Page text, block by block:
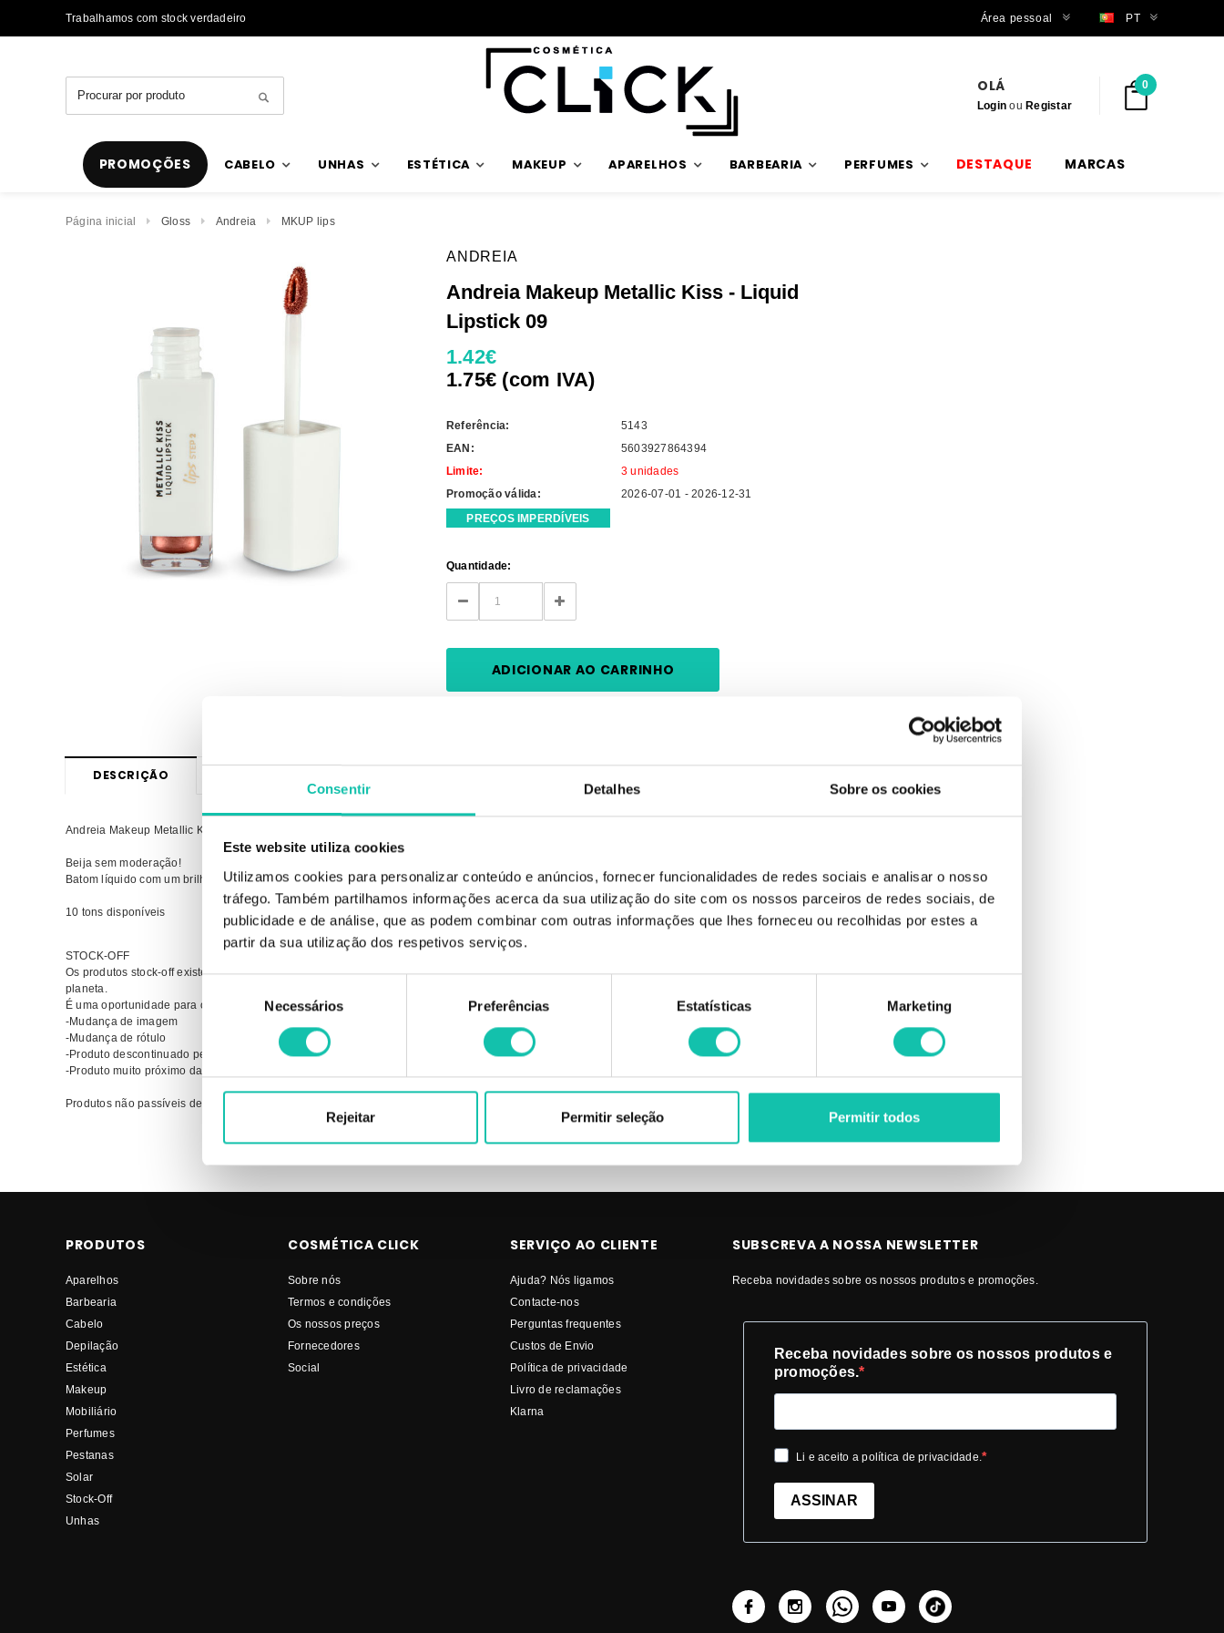
Consentir Detalhes Sobre os cookies
Este website utiliza cookies
Utilizamos cookies para personalizar conteúdo e anúncios, fornecer funcionalidades de redes sociais e analisar o nosso
tráfego. Também partilhamos informações acerca da sua utilização do site com os nossos parceiros de redes sociais, de
publicidade e de análise, que as podem combinar com outras informações que lhes forneceu ou recolhidas por estes a
partir da sua utilização dos respetivos serviços.
de
consentimento
Necessários Preferências Estatísticas Marketing
Rejeitar Permitir seleção Permitir todos
Trabalhamos com stock verdadeiro Trabalhamos com stock verdadeiro
Área pessoal PT
OLÁ
Login ouRegistar
0
PROMOÇÕES CABELO UNHAS ESTÉTICA MAKEUP APARELHOS BARBEARIA PERFUMES DESTAQUE MARCAS
Página inicial Gloss Andreia MKUP lips
ANDREIA
Andreia Makeup Metallic Kiss - Liquid
Lipstick 09
1.42€
1.75€ (com IVA)
Referência:
5143
EAN:
5603927864394
Limite:
3 unidades
Promoção válida:
2026-07-01 - 2026-12-31
PREÇOS IMPERDÍVEIS
Current
Stock:
Quantidade:
DECREASE
QUANTITY:
INCREASE
QUANTITY:
DESCRIÇÃO
Andreia Makeup Metallic Kiss - Liquid Lipstick 09
Beija sem moderação!
Batom líquido com um brilho poderoso, altamente pigmentado e textura ultra leve para máximo conforto.
10 tons disponíveis
STOCK-OFF
Os produtos stock-off existem na Cosmética Click com o objetivo de evitar o desperdício numa altura em que cada vez mais temos de pensar no nosso
planeta.
É uma oportunidade para o cliente adquirir o produto a um preço muito reduzido devido a fatores tais como:
-Mudança de imagem
-Mudança de rótulo
-Produto descontinuado pela marca
-Produto muito próximo da data limite de expiração
Produtos não passíveis de troca.
Comprar Gloss MKUP lips ANDREIA MELHOR PREÇO | Comprar ANDREIA Gloss MKUP lips MELHOR PREÇO | Gloss ANDREIA MKUP lips MELHOR PREÇO
PRODUTOS
Aparelhos
Barbearia
Cabelo
Depilação
Estética
Makeup
Mobiliário
Perfumes
Pestanas
Solar
Stock-Off
Unhas
COSMÉTICA CLICK
Sobre nós
Termos e condições
Os nossos preços
Fornecedores
Social
SERVIÇO AO CLIENTE
Ajuda? Nós ligamos
Contacte-nos
Perguntas frequentes
Custos de Envio
Política de privacidade
Livro de reclamações
Klarna
SUBSCREVA A NOSSA NEWSLETTER
Receba novidades sobre os nossos produtos e promoções.
Receba novidades sobre os nossos produtos e
promoções.
Li e aceito a política de privacidade.
ASSINAR